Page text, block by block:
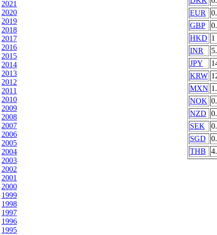
2021
2020
2019
2018
2017
2016
2015
2014
2013
2012
2011
2010
2009
2008
2007
2006
2005
2004
2003
2002
2001
2000
1999
1998
1997
1996
1995
EUR
GBP
HKD 1
INR
JPY
KRW
MXN
NOK
NZD
SEK
SGD
THB